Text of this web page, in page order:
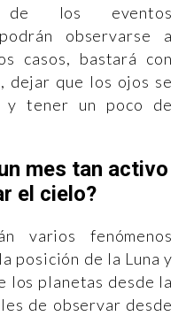
de los eventos
observarse a
casos, bastará con
dejar que los ojos se
y tener un poco de
mes tan activo
el cielo?
varios fenómenos
posición de la Luna y
los planetas desde la
de observar desde